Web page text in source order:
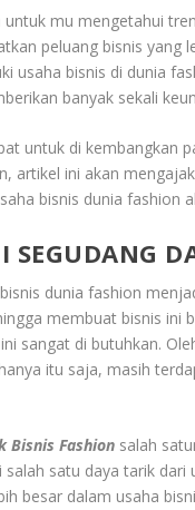
mu mengetahui
peluang bisnis yang
usaha bisnis di dunia
banyak sekali
untuk di kembangkan
artikel ini akan
bisnis dunia fashion
dunia fashion
membuat bisnis ini
sangat di butuhkan.
itu saja, masih
Bisnis Fashion salah
satu daya tarik
besar dalam usaha